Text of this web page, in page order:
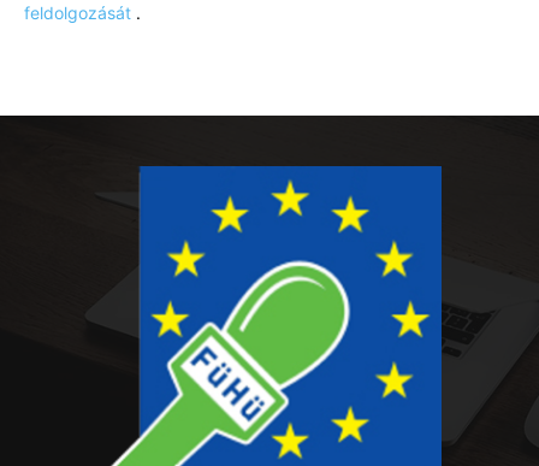
feldolgozását .